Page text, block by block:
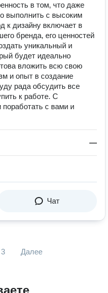
в том, что даже
выполнить с высоким
к дизайну включает в
бренда, его ценностей
уникальный и
будет идеально
вложить всю свою
и опыт в создание
рада обсудить все
к работе. С
с вами и
—
Чат
3 Далее